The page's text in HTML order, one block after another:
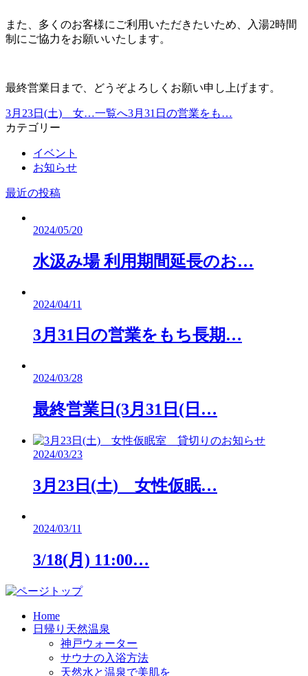
また、多くのお客様にご利用いただきたいため、入湯2時間
制にご協力をお願いいたします。
最終営業日まで、どうぞよろしくお願い申し上げます。
3月23日(土) 女…一覧へ3月31日の営業をも…
カテゴリー
イベント
お知らせ
最近の投稿
2024/05/20
水汲み場 利用期間延長のお…
2024/04/11
3月31日の営業をもち長期…
2024/03/28
最終営業日(3月31日(日…
2024/03/23
3月23日(土) 女性仮眠…
2024/03/11
3/18(月) 11:00…
Home
日帰り天然温泉
神戸ウォーター
サウナの入浴方法
天然水と温泉で美肌を